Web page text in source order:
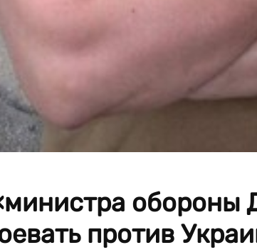
обороны
против